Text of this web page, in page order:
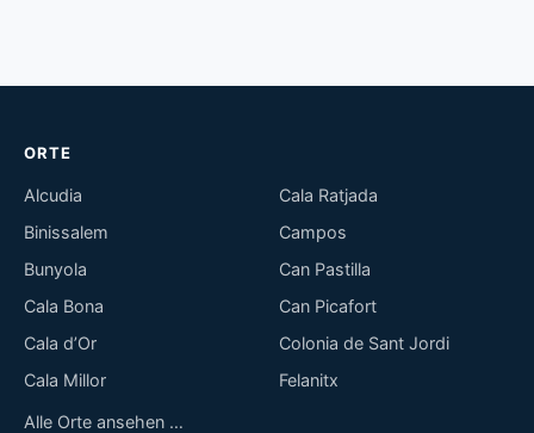
ORTE
Alcudia
Binissalem
Bunyola
Cala Bona
Cala d’Or
Cala Millor
Cala Ratjada
Campos
Can Pastilla
Can Picafort
Colonia de Sant Jordi
Felanitx
Alle Orte ansehen …